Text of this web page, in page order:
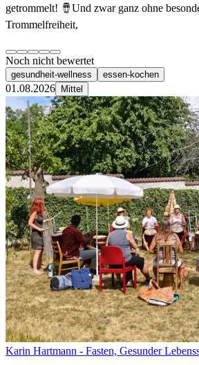
getrommelt! 🪘Und zwar ganz ohne
Trommelfreiheit,
Noch nicht bewertet
gesundheit-wellness essen-kochen
01.08.2026 Mittel
Karin Hartmann - Fasten, Gesunder